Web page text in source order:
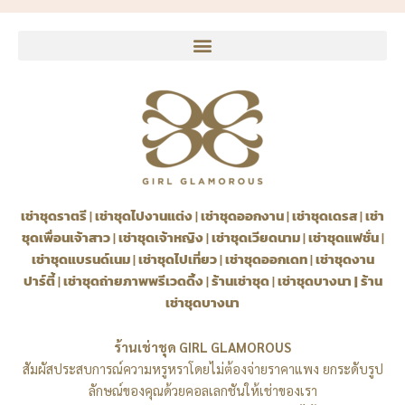
เช่าชุดราตรี|เช่าชุดไปงานแต่ง|เช่าชุดออกงาน|เช่าชุดเดรส|เช่า
ชุดเพื่อนเจ้าสาว|เช่าชุดเจ้าหญิง|เช่าชุดเวียดนาม|เช่าชุดแฟชั่น|
เช่าชุดแบรนด์เนม|เช่าชุดไปเที่ยว|เช่าชุดออกเดท|เช่าชุดงาน
ปาร์ตี้|เช่าชุดถ่ายภาพพรีเวดดิ้ง|ร้านเช่าชุด|เช่าชุดบางนา|ร้าน
เช่าชุดบางนา
ร้านเช่าชุด GIRL GLAMOROUS
สัมผัสประสบการณ์ความหรูหราโดยไม่ต้องจ่ายราคาแพง ยกระดับรูป
ลักษณ์ของคุณด้วยคอลเลกชันให้เช่าของเรา